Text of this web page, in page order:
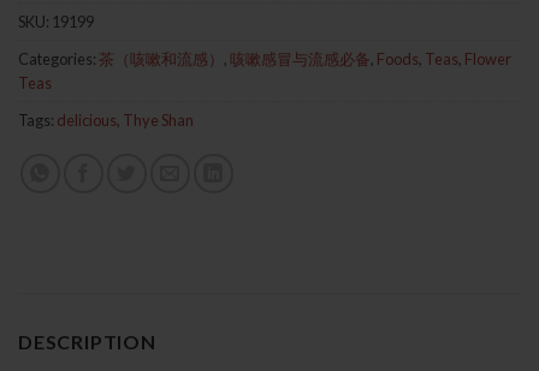
SKU: 19199
Categories: 茶（咳嗽和流感） , 咳嗽感冒与流感必备, Foods, Teas, Flower
Teas
Tags: delicious, Thye Shan
DESCRIPTION